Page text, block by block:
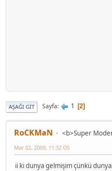
AŞAĞI GIT Sayfa 1 2
RoCKMaN
<b>Super
Mar 02, 2009, 11:32 ÖS
ii ki dunya gelmişim çünkü